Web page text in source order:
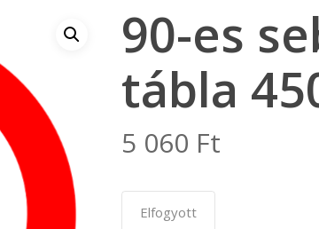
90-es
tábla
5 060 Ft
Elfogyott